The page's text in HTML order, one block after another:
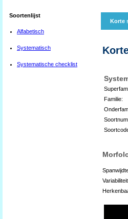
Soortenlijst
Alfabetisch
Systematisch
Systematische checklist
Korte
Familie: